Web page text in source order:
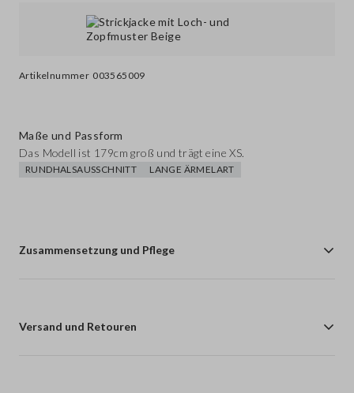
Artikelnummer 003565009
Maße und Passform
Das Modell ist 179cm groß und trägt eine XS.
RUNDHALSAUSSCHNITT LANGE ÄRMELART
Zusammensetzung und Pflege
Versand und Retouren